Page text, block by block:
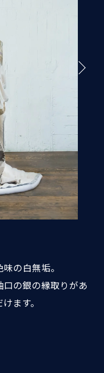
の白無垢。
の銀の縁取りがあ
ます。